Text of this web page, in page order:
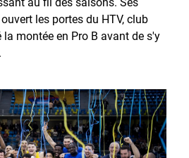
les portes du HTV, club
montée en Pro B avant de s'y